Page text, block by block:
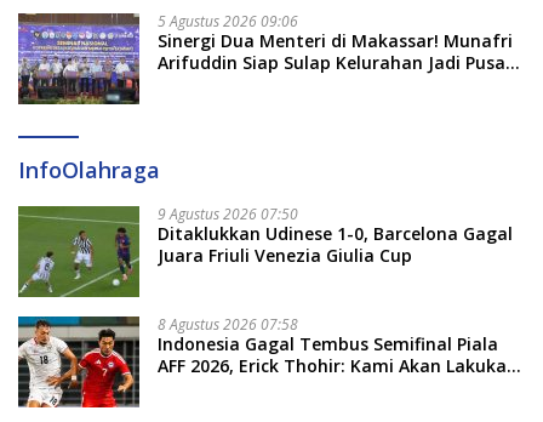
5 Agustus 2026 09:06
Sinergi Dua Menteri di Makassar! Munafri
Arifuddin Siap Sulap Kelurahan Jadi Pusat
InfoOlahraga
9 Agustus 2026 07:50
Ditaklukkan Udinese 1-0, Barcelona Gagal
Juara Friuli Venezia Giulia Cup
8 Agustus 2026 07:58
Indonesia Gagal Tembus Semifinal Piala
AFF 2026, Erick Thohir: Kami Akan Lakukan